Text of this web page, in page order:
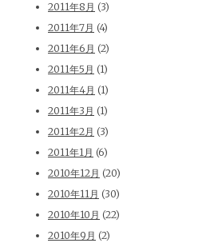
2011年8月 (3)
2011年7月 (4)
2011年6月 (2)
2011年5月 (1)
2011年4月 (1)
2011年3月 (1)
2011年2月 (3)
2011年1月 (6)
2010年12月 (20)
2010年11月 (30)
2010年10月 (22)
2010年9月 (2)